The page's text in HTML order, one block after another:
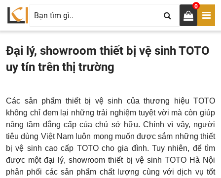
0
Đại lý, showroom thiết bị vệ sinh TOTO
uy tín trên thị trường
Các sản phẩm thiết bị vệ sinh của thương hiệu TOTO
không chỉ đem lại những trải nghiệm tuyệt vời mà còn giúp
nâng tầm đẳng cấp của chủ sở hữu. Chính vì vậy, người
tiêu dùng Việt Nam luôn mong muốn được sắm những thiết
bị vệ sinh cao cấp TOTO cho gia đình. Tuy nhiên, để tìm
được một đại lý, showroom thiết bị vệ sinh TOTO Hà Nội
phân phối các sản phẩm chất lượng cùng với dịch vụ tốt